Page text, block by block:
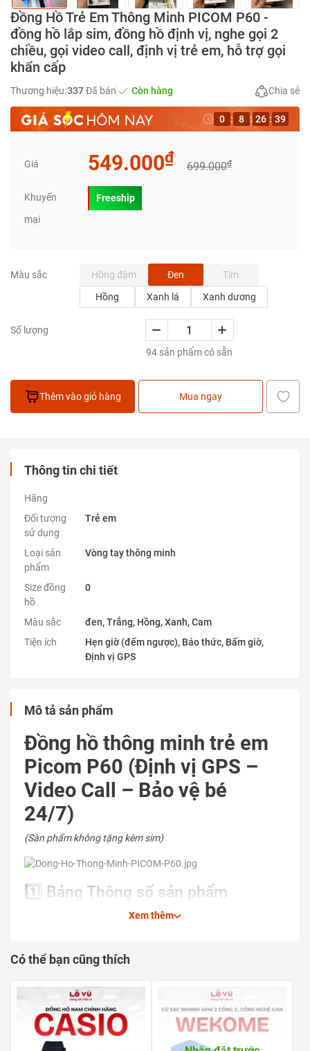
Đồng Hồ Trẻ Em Thông Minh PICOM P60 -
đồng hồ lắp sim, đồng hồ định vị, nghe gọi 2
chiều, gọi video call, định vị trẻ em, hỗ trợ gọi
khẩn cấp
Thương hiệu:337Đã bán Còn hàng Chia sẻ
0 : 8 : 26 : 38
Giá 549.000₫
699.000₫
Khuyến
mại
Freeship
Màu sắc Hồng đậm Đen
Tím
Hồng
Xanh lá Xanh dương
Số lượng
94 sản phẩm có sẵn
Thêm vào giỏ hàng Mua ngay
Thông tin chi tiết
Hãng
Đối tượng
sử dụng
Trẻ em
Loại sản
phẩm
Vòng tay thông minh
Size đồng
hồ
0
Màu sắc
đen, Trắng, Hồng, Xanh, Cam
Tiện ích
Hẹn giờ (đếm ngược), Báo thức, Bấm giờ,
Định vị GPS
Mô tả sản phẩm
Đồng hồ thông minh trẻ em
Picom P60 (Định vị GPS –
Video Call – Bảo vệ bé
24/7)
(Sàn phẩm không tặng kèm sim)
1️⃣ Bảng Thông số sản phẩm
Dung lượng Pin 200 – 300 mAh
Chất liệu
Vỏ nhựa nhẹ + Dây Silicone mềm an toàn
cho da
Ứng dụng quản
Xem thêm
Có thể bạn cũng thích